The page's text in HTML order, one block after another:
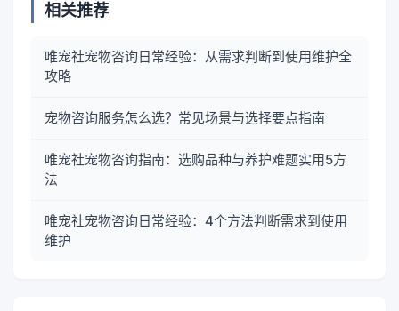
相关推荐
唯宠社宠物咨询日常经验：从需求判断到使用维护全
攻略
宠物咨询服务怎么选？常见场景与选择要点指南
唯宠社宠物咨询指南：选购品种与养护难题实用5方
法
唯宠社宠物咨询日常经验：4个方法判断需求到使用
维护